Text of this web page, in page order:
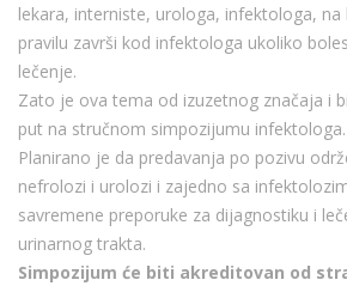
lekara, interniste, urologa, infektologa,
pravilu završi kod infektologa ukoliko
lečenje.
Zato je ova tema od izuzetnog značaja i
put na stručnom simpozijumu infektologa.
Planirano je da predavanja po pozivu
nefrolozi i urolozi i zajedno sa
savremene preporuke za dijagnostiku i
urinarnog trakta.
Simpozijum će biti akreditovan od